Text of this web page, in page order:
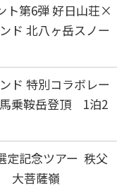
ト第6弾 好日山荘×
ド 北八ヶ岳スノー
ド 特別コラボレー
乗鞍岳登頂 1泊2
定記念ツアー 秩父
大菩薩嶺